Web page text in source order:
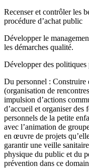
Recenser et contrôler les
procédure d’achat public
Développer le
les démarches qualité.
Développer des politiques
Du personnel : Construire
(organisation de
impulsion d’actions
d’accueil et organiser des
personnels de la petite
avec l’animation de
en œuvre de projets
garantir une veille
physique du public et du
prévention dans ce